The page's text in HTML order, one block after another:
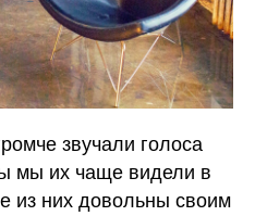
звучали голоса
мы их чаще видели в
из них довольны своим